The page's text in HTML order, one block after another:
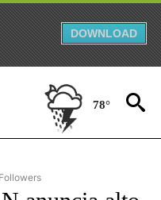
DOWNLOAD
78°
"CNN - SPANISH" TO RECEIVE